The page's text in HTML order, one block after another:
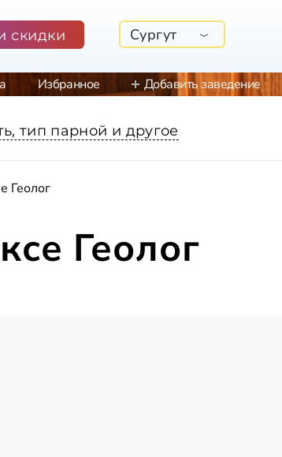
скидки Сургут
Избранное Добавить заведение
тип парной и другое
Геолог
Геолог